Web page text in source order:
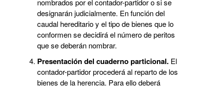
designarán judicialmente. En función del
caudal hereditario y el tipo de bienes que lo
conformen se decidirá el número de peritos
que se deberán nombrar.
Presentación del cuaderno particional. El
contador-partidor procederá al reparto de los
bienes de la herencia. Para ello deberá